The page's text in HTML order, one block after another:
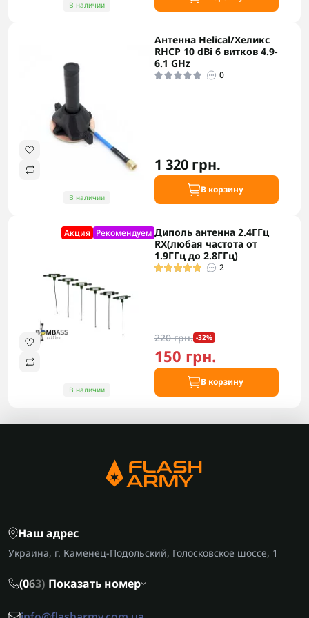
В наличии
В наличии
Антенна Helical/Хеликс
RHCP 10 dBi 6 витков 4.9-
6.1 GHz
0
1 320 грн.
В корзину
Акция Рекомендуем
В наличии
Диполь антенна 2.4ГГц
RX(любая частота от
1.9ГГц до 2.8ГГц)
2
220 грн. -32%
150 грн.
В корзину
Наш адрес
Украина, г. Каменец-Подольский, Голосковское шоссе, 1
(063) Показать номер